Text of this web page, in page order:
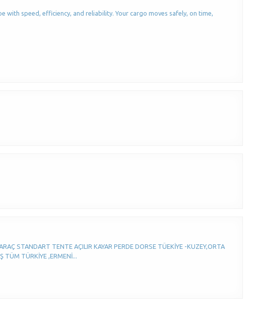
with speed, efficiency, and reliability. Your cargo moves safely, on time,
STANDART TENTE AÇILIR KAYAR PERDE DORSE TÜEKİYE -KUZEY,ORTA
TÜM TÜRKİYE ,ERMENİ...